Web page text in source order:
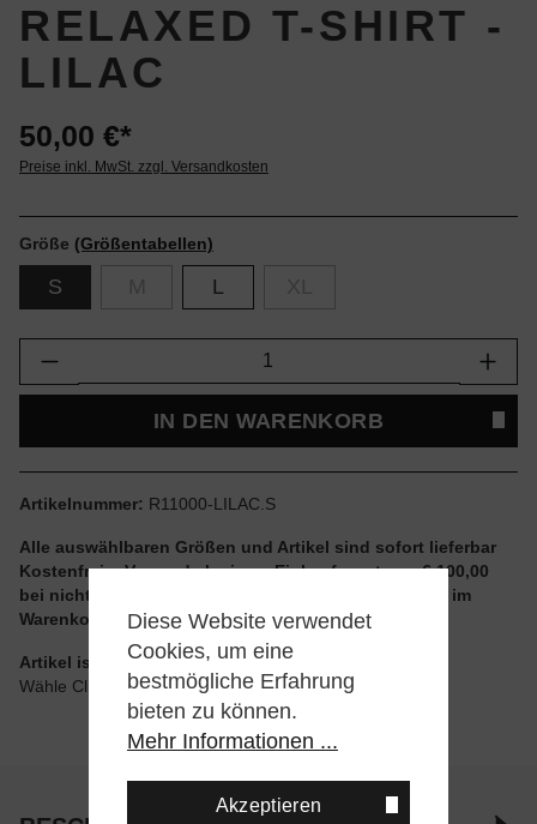
RELAXED T-SHIRT -
LILAC
50,00 €*
Preise inkl. MwSt. zzgl. Versandkosten
Größe (Größentabellen)
S L
Produkt Anzahl: Gib den gewünschten
IN DEN WARENKORB
Artikelnummer: R11000-LILAC.S
Alle auswählbaren Größen und Artikel sind sofort lieferbar
Kostenfreier Versand ab einem Einkaufswert von € 100,00
bei nicht reduzierten Artikeln und ohne Aktionscode im
Warenkorb
Artikel ist wie angegeben im Store verfügbar
Wähle Click & Collect beim Checkout
Diese Website verwendet
Cookies, um eine
bestmögliche Erfahrung
bieten zu können.
Mehr Informationen ...
Akzeptieren